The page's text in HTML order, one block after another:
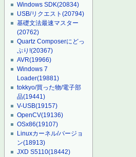
Windows SDK(20834)
USB/リクエスト(20794)
基礎文法最速マスター
(20762)
Quartz Composerにどっ
ぷり!(20367)
AVR(19966)
Windows 7
Loader(19881)
tokkyo/買った物/電子部
品(19441)
V-USB(19157)
OpenCV(19136)
OSx86(19107)
Linuxカーネル/バージョ
ン(18913)
JXD S5110(18442)